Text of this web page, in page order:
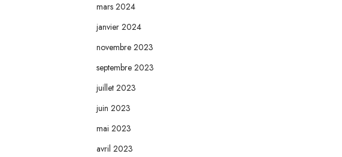
mars 2024
janvier 2024
novembre 2023
septembre 2023
juillet 2023
juin 2023
mai 2023
avril 2023